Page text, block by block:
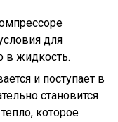
для
в жидкость.
и поступает в
становится
которое